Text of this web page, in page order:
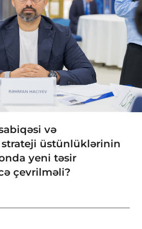
və
strateji üstünlüklərinin
yeni təsir
çevrilməli?